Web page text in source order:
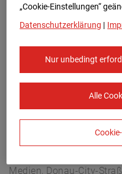
Medien, Donau-City-
„Cookie-Einstellungen“
Datenschutzerklärung |
Nur unbedingt
Alle